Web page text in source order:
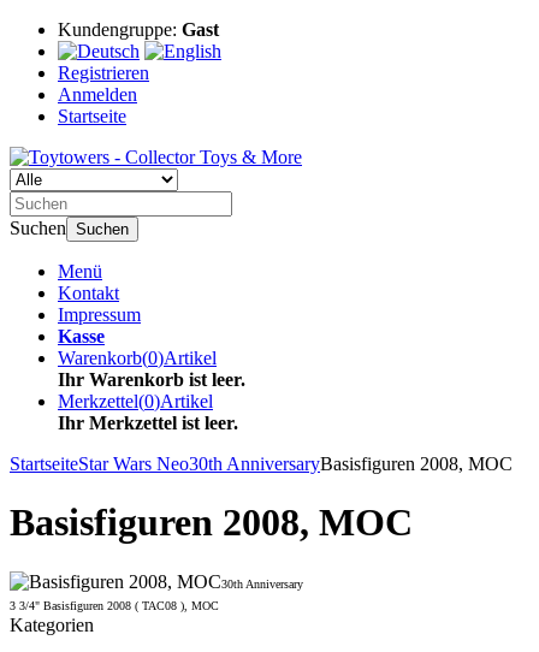
Kundengruppe: Gast
Registrieren
Anmelden
Startseite
Suchen Suchen
Menü
Kontakt
Impressum
Kasse
Warenkorb(0)Artikel
Ihr Warenkorb ist leer.
Merkzettel(0)Artikel
Ihr Merkzettel ist leer.
StartseiteStar Wars Neo30th AnniversaryBasisfiguren 2008, MOC
Basisfiguren 2008, MOC
30th Anniversary
3 3/4" Basisfiguren 2008 ( TAC08 ), MOC
Kategorien